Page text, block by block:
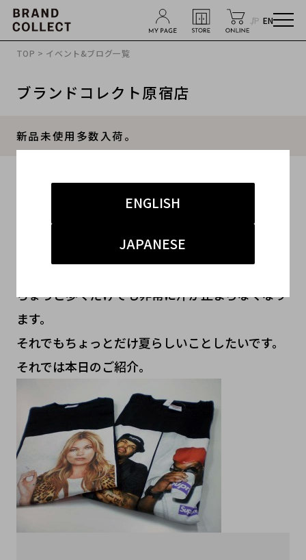
JP EN
ENGLISH
JAPANESE
TOP > イベント&ブログ一覧
ブランドコレクト原宿店
新品未使用多数入荷。
#インナー
みなさん、こんばんわ。
本当に暑い日が続いていますね。
ちょっと歩くだけでも非常に汗が止まらなくなり
ます。
それでもちょっとだけ夏らしいことしたいです。
それでは本日のご紹介。